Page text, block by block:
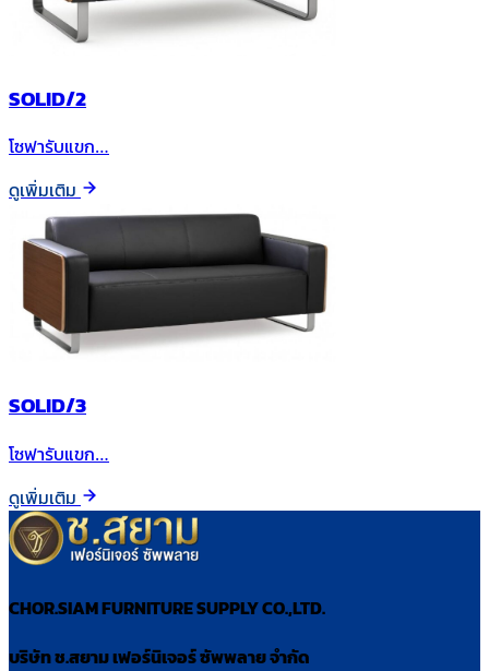
SOLID/2
โซฟารับแขก…
ดูเพิ่มเติม
SOLID/3
โซฟารับแขก…
ดูเพิ่มเติม
CHOR.SIAM FURNITURE SUPPLY CO.,LTD.
บริษัท ช.สยาม เฟอร์นิเจอร์ ซัพพลาย จำกัด